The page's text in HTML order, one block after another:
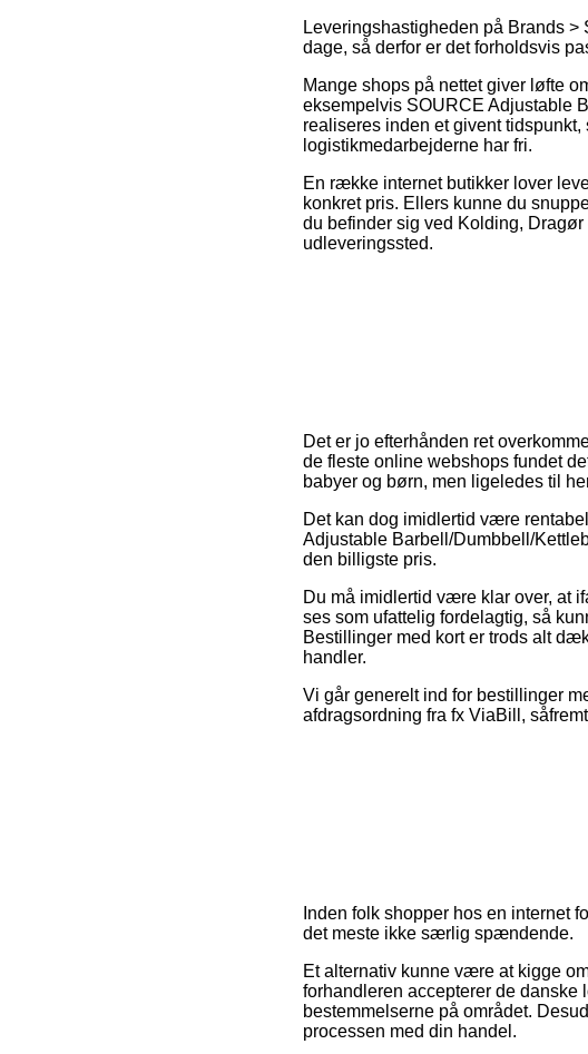
Leveringshastigheden på Brands
dage, så derfor er det forholdsvis
Mange shops på nettet giver løfte
eksempelvis SOURCE Adjustable
realiseres inden et givent
logistikmedarbejderne har fri.
En række internet butikker lover
konkret pris. Ellers kunne du
du befinder sig ved Kolding,
udleveringssted.
Det er jo efterhånden ret
de fleste online webshops fundet
babyer og børn, men ligeledes til
Det kan dog imidlertid være
Adjustable Barbell/Dumbbell/
den billigste pris.
Du må imidlertid være klar over, at
ses som ufattelig fordelagtig, så
Bestillinger med kort er trods alt
handler.
Vi går generelt ind for bestillinger
afdragsordning fra fx ViaBill,
Inden folk shopper hos en internet
det meste ikke særlig spændende.
Et alternativ kunne være at kigge
forhandleren accepterer de danske
bestemmelserne på området.
processen med din handel.